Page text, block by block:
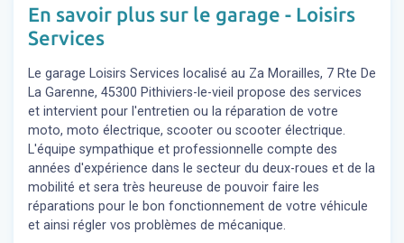
En savoir plus sur le garage - Loisirs
Services
Le garage Loisirs Services localisé au Za Morailles, 7 Rte De
La Garenne, 45300 Pithiviers-le-vieil propose des services
et intervient pour l'entretien ou la réparation de votre
moto, moto électrique, scooter ou scooter électrique.
L'équipe sympathique et professionnelle compte des
années d'expérience dans le secteur du deux-roues et de la
mobilité et sera très heureuse de pouvoir faire les
réparations pour le bon fonctionnement de votre véhicule
et ainsi régler vos problèmes de mécanique.